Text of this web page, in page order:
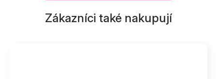
Zákazníci také nakupují